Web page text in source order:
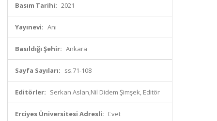
Basım Tarihi: 2021
Yayınevi: Anı
Basıldığı Şehir: Ankara
Sayfa Sayıları: ss.71-108
Editörler: Serkan Aslan,Nil Didem Şimşek, Editör
Erciyes Üniversitesi Adresli: Evet